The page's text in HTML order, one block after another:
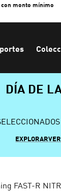
monto mínimo
DÍA DE
EXPLORAR
FAST-R